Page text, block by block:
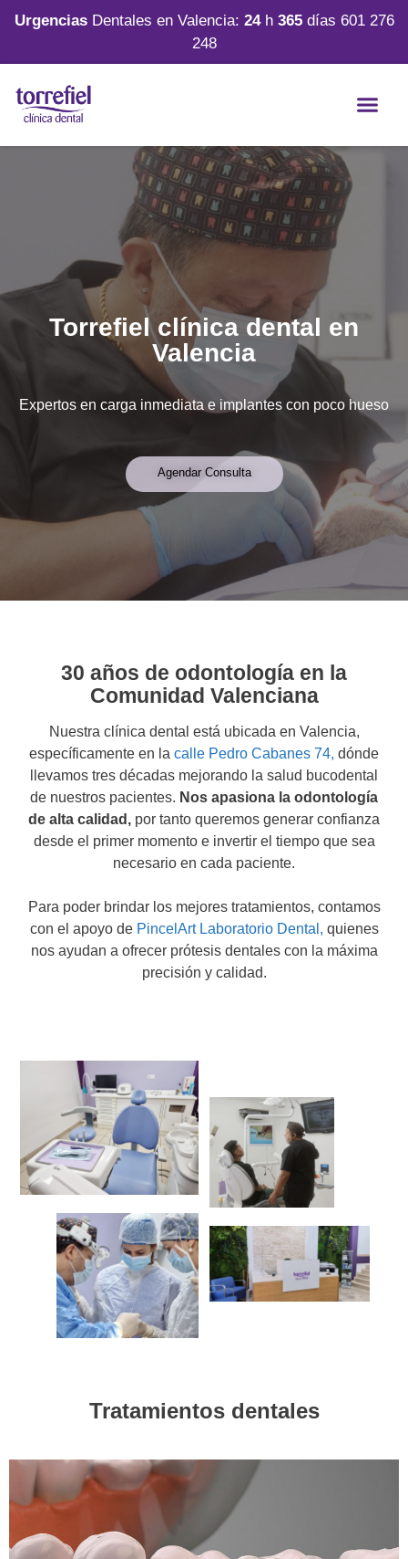
UrgenciasDentales en Valencia: 24h 365días 601 276
248
Torrefiel clínica dental en
Valencia
Expertos en carga inmediata e implantes con poco hueso
Agendar Consulta
30 años de odontología en la
Comunidad Valenciana
Nuestra clínica dental está ubicada en Valencia,
específicamente en la calle Pedro Cabanes 74, dónde
llevamos tres décadas mejorando la salud bucodental
de nuestros pacientes. Nos apasiona la odontología
de alta calidad, por tanto queremos generar confianza
desde el primer momento e invertir el tiempo que sea
necesario en cada paciente.
Para poder brindar los mejores tratamientos, contamos
con el apoyo de PincelArt Laboratorio Dental, quienes
nos ayudan a ofrecer prótesis dentales con la máxima
precisión y calidad.
Tratamientos dentales